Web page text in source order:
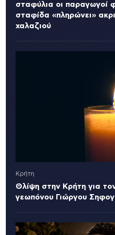
σταφύλια οι παραγωγοί
σταφίδα «πληρώνει»
χαλαζιού
Κρήτη
Θλίψη στην Κρήτη για
γεωπόνου Γιώργου